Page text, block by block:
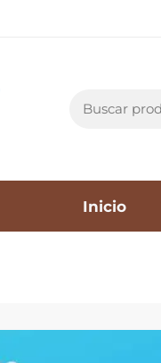
Inicio